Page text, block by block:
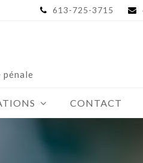
613-725-3715
pénale
CONTACT